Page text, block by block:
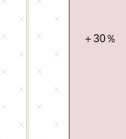
＋30％